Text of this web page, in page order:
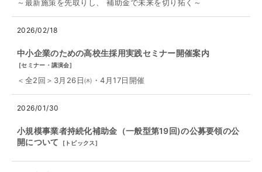
～最新施策を先取りし、 補助⾦で未来を切り拓く～
2026/02/18
中小企業のための高校生採用実践セミナー開催案内
[セミナー・講演会]
＜全2回＞3月26日㈭・4月17日開催
2026/01/30
小規模事業者持続化補助金（一般型第19回)の公募要領の公
開について
[ トピックス]